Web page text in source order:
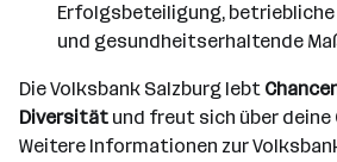
Erfolgsbeteiligung,
und gesundheitserhaltende
Die Volksbank Salzburg lebt
Diversität und freut sich über deine
Weitere Informationen zur